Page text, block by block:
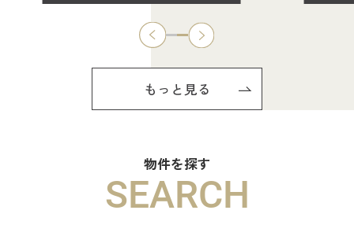
もっと見る
物件を探す
SEARCH